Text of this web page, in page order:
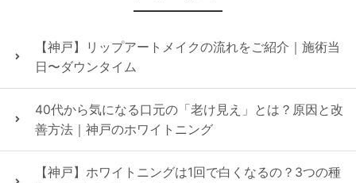
【神戸】リップアートメイクの流れをご紹介｜施術当
日〜ダウンタイム
40代から気になる口元の「老け見え」とは？原因と改
善方法｜神戸のホワイトニング
【神戸】ホワイトニングは1回で白くなるの？3つの種